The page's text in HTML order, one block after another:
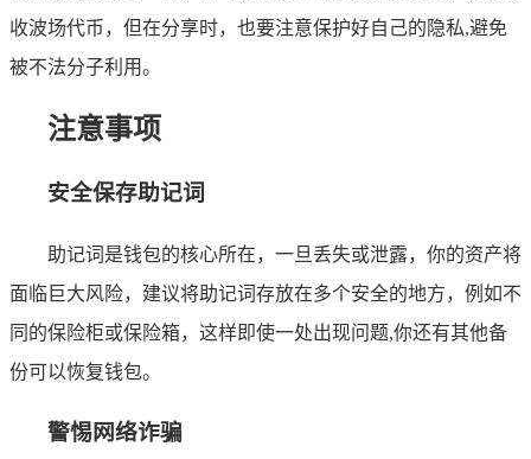
收波场代币，但在分享时，也要注意保护好自己的隐私,避免
被不法分子利用。
注意事项
安全保存助记词
助记词是钱包的核心所在，一旦丢失或泄露，你的资产将
面临巨大风险，建议将助记词存放在多个安全的地方，例如不
同的保险柜或保险箱，这样即使一处出现问题,你还有其他备
份可以恢复钱包。
警惕网络诈骗